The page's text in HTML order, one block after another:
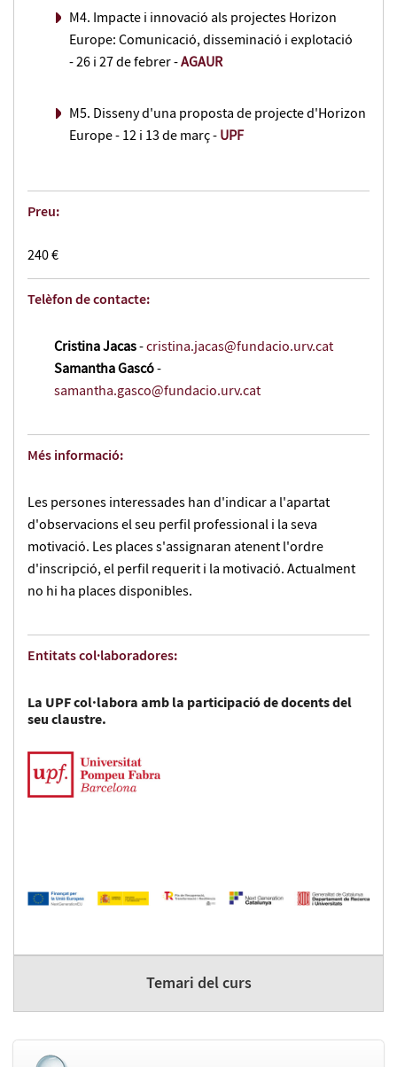
M4. Impacte i innovació als projectes Horizon
Europe: Comunicació, disseminació i explotació
- 26 i 27 de febrer -AGAUR
M5. Disseny d'una proposta de projecte d'Horizon
Europe - 12 i 13 de març -UPF
Preu:
240 €
Telèfon de contacte:
Cristina Jacas-cristina.jacas@fundacio.urv.cat
Samantha Gascó-
samantha.gasco@fundacio.urv.cat
Més informació:
Les persones interessades han d'indicar a l'apartat
d'observacions el seu perfil professional i la seva
motivació. Les places s'assignaran atenent l'ordre
d'inscripció, el perfil requerit i la motivació. Actualment
no hi ha places disponibles.
Entitats col·laboradores:
La UPF col·labora amb la participació de docents del
seu claustre.
Temari del curs